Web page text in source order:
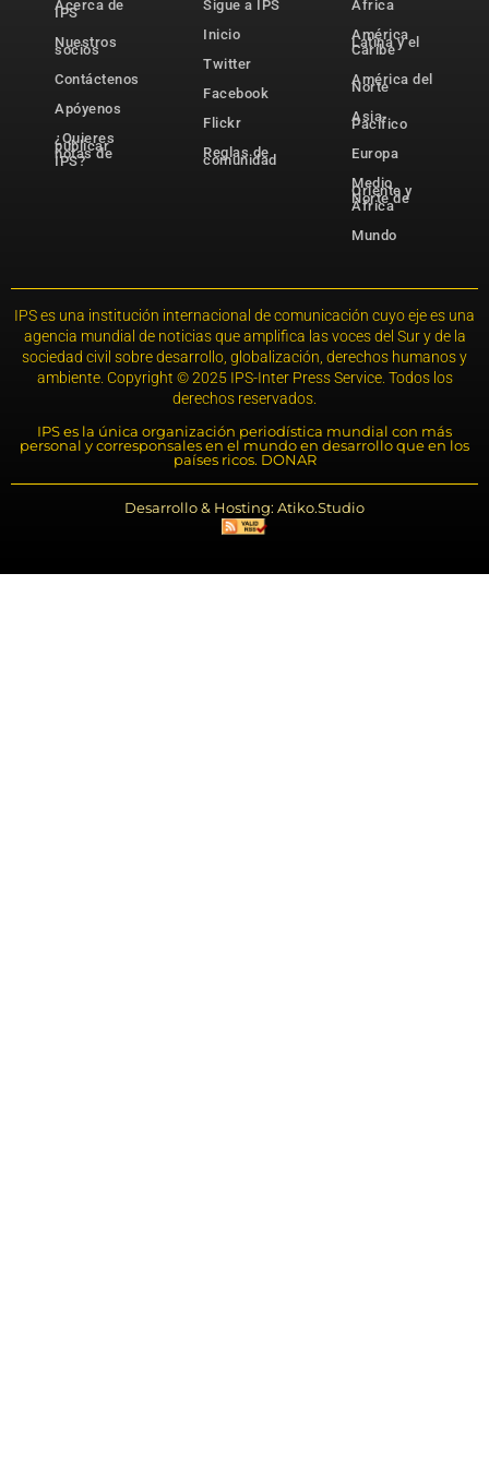
Acerca de
IPS
Nuestros
socios
Contáctenos
Apóyenos
¿Quieres
publicar
notas de
IPS?
Sigue a IPS
Inicio
Twitter
Facebook
Flickr
Reglas de
comunidad
África
América
Latina y el
Caribe
América del
Norte
Asia-
Pacífico
Europa
Medio
Oriente y
Norte de
África
Mundo
IPS es una institución internacional de comunicación cuyo eje es una
agencia mundial de noticias que amplifica las voces del Sur y de la
sociedad civil sobre desarrollo, globalización, derechos humanos y
ambiente. Copyright © 2025 IPS-Inter Press Service. Todos los
derechos reservados.
IPS es la única organización periodística mundial con más
personal y corresponsales en el mundo en desarrollo que en los
países ricos. DONAR
Desarrollo & Hosting: Atiko.Studio